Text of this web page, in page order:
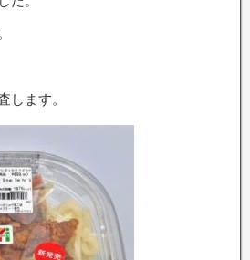
します。